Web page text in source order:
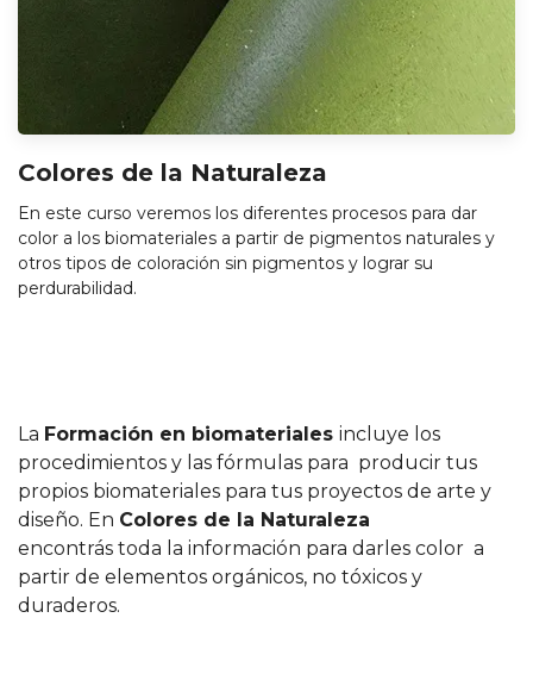
Colores de la Naturaleza
En este curso veremos los diferentes procesos para dar
color a los biomateriales a partir de pigmentos naturales y
otros tipos de coloración sin pigmentos y lograr su
perdurabilidad.
La Formación en biomateriales incluye los
procedimientos y las fórmulas para producir tus
propios biomateriales para tus proyectos de arte y
diseño. En Colores de la Naturaleza
encontrás toda la información para darles color a
partir de elementos orgánicos, no tóxicos y
duraderos.